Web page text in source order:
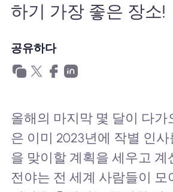
비즈니스를위한
하기 가장 좋은 장소!
공유하다
올해의 마지막 몇 달이 다가
은 이미 2023년에 작별 인사
을 맞이할 계획을 세우고 계
전야는 전 세계 사람들이 모